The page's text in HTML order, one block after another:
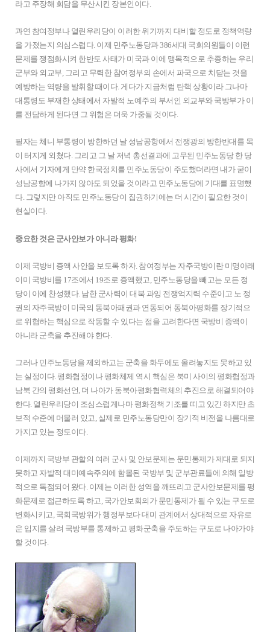
라고 주장해 회담을 무산시킨 장본인이다.
과연 참여정부나 열린우리당이 이러한 위기까지 대비할 정도로 정책역량
을 가졌는지 의심스럽다. 이제 민주노동당과 386세대 국회의원들이 이런
문제를 쟁점화시켜 한반도 사태가 미국과 이에 맹목적으로 추종하는 우리
군부와 외교부, 그리고 무력한 참여정부의 손에서 파국으로 치닫는 것을
예방하는 역량을 발휘할 때이다. 게다가 지금처럼 탄핵 상황이라 그나마
대통령도 부재한 상태에서 자발적 노예주의 부서인 외교부와 국방부가 이
를 전담하게 된다면 그 위험은 더욱 가중될 것이다.
필자는 체니 부통령이 방한하던 날 성남공항에서 전쟁광의 방한반대를 목
이 터지게 외쳤다. 그리고 그 날 저녁 총선결과에 고무된 민주노동당 한 당
사에서 기자에게 만약 한국정치를 민주노동당이 주도했더라면 내가 굳이
성남공항에 나가지 않아도 되었을 것이라고 민주노동당에 기대를 표명했
다. 그렇지만 아직도 민주노동당이 집권하기에는 더 시간이 필요한 것이
현실이다.
중요한 것은 군사안보가 아니라 평화!
이제 국방비 증액 사안을 보도록 하자. 참여정부는 자주국방이란 미명아래
이미 국방비를 17조에서 19조로 증액했고, 민주노동당을 빼고는 모든 정
당이 이에 찬성했다. 남한 군사력이 대북 과잉 전쟁억지력 수준이고 노 정
권의 자주국방이 미국의 동북아패권과 연동되어 동북아평화를 장기적으
로 위협하는 핵심으로 작동할 수 있다는 점을 고려한다면 국방비 증액이
아니라 군축을 추진해야 한다.
그러나 민주노동당을 제외하고는 군축을 화두에도 올려놓지도 못하고 있
는 실정이다. 평화협정이나 평화체제 역시 핵심은 북미 사이의 평화협정과
남북 간의 평화선언, 더 나아가 동북아평화협력체의 추진으로 해결되어야
한다. 열린우리당이 조심스럽게나마 평화정책 기조를 띠고 있긴 하지만 초
보적 수준에 머물러 있고, 실제로 민주노동당만이 장기적 비전을 나름대로
가지고 있는 정도이다.
이제까지 국방부 관할의 여러 군사 및 안보문제는 문민통제가 제대로 되지
못하고 자발적 대미예속주의에 함몰된 국방부 및 군부관료들에 의해 일방
적으로 독점되어 왔다. 이제는 이러한 성역을 깨뜨리고 군사안보문제를 평
화문제로 접근하도록 하고, 국가안보회의가 문민통제가 될 수 있는 구도로
변화시키고, 국회국방위가 행정부보다 대미 관계에서 상대적으로 자유로
운 입지를 살려 국방부를 통제하고 평화군축을 주도하는 구도로 나아가야
할 것이다.